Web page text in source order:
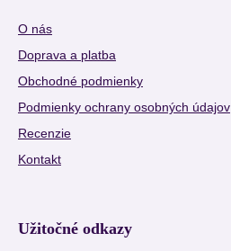
O nás
Doprava a platba
Obchodné podmienky
Podmienky ochrany osobných údajov
Recenzie
Kontakt
Užitočné odkazy